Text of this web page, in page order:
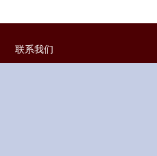
联系我们